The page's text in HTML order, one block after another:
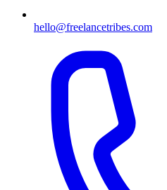
hello@freelancetribes.com